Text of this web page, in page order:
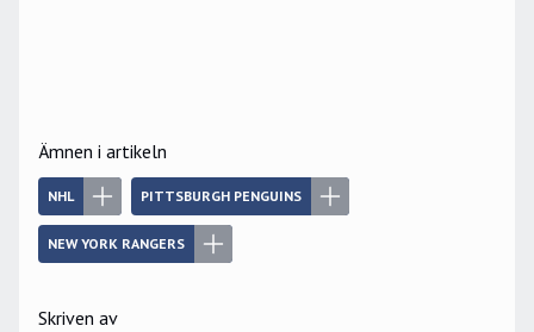
Ämnen i artikeln
NHL PITTSBURGH PENGUINS
NEW YORK RANGERS
Skriven av